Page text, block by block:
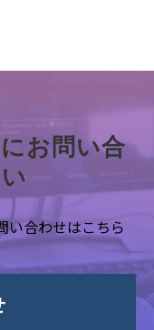
お問い合
い合わせはこちら